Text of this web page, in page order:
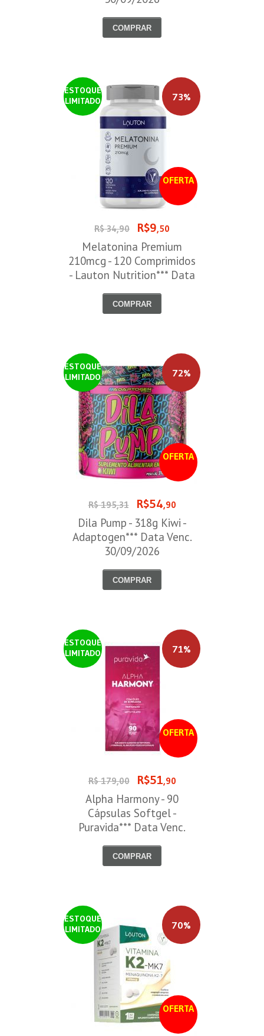
COMPRAR
ESTOQUE
LIMITADO
OFERTA
73%
R$ 34,90 R$9,50
Melatonina Premium
210mcg - 120 Comprimidos
- Lauton Nutrition*** Data
COMPRAR
ESTOQUE
LIMITADO
OFERTA
72%
R$ 195,31 R$54,90
Dila Pump - 318g Kiwi -
Adaptogen*** Data Venc.
30/09/2026
COMPRAR
ESTOQUE
LIMITADO
OFERTA
71%
R$ 179,00 R$51,90
Alpha Harmony - 90
Cápsulas Softgel -
Puravida*** Data Venc.
COMPRAR
ESTOQUE
LIMITADO
OFERTA
70%